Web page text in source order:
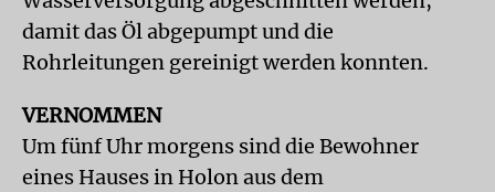
damit das Öl abgepumpt und die
Rohrleitungen gereinigt werden konnten.
VERNOMMEN
Um fünf Uhr morgens sind die Bewohner
eines Hauses in Holon aus dem